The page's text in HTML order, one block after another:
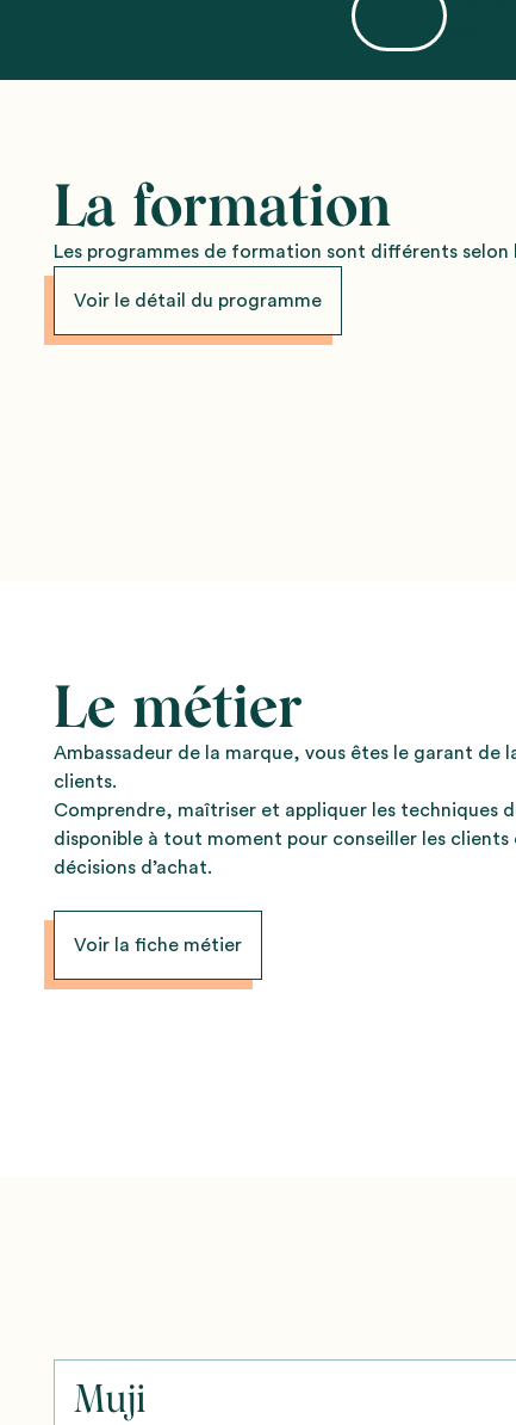
566€ à
La formation
Les programmes de formation sont différents selon
Voir le détail du programme
Le métier
Ambassadeur de la marque, vous êtes le garant de
clients.
Comprendre, maîtriser et appliquer les techniques
disponible à tout moment pour conseiller les clients
décisions d’achat.
Voir la fiche métier
Muji